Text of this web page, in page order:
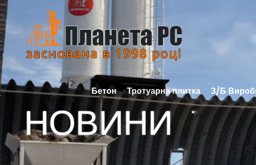
Бетон Тротуарна плитка З/Б
НОВИНИ